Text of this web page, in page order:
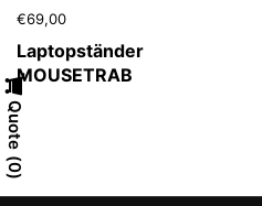
€69,00
Laptopständer
MOUSETRAB
Quote
0